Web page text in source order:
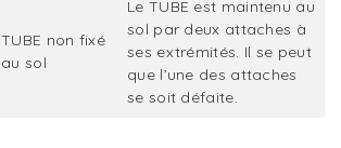
TUBE non fixé
au sol
Le TUBE est maintenu au
sol par deux attaches à
ses extrémités. Il se peut
que l’une des attaches
se soit défaite.